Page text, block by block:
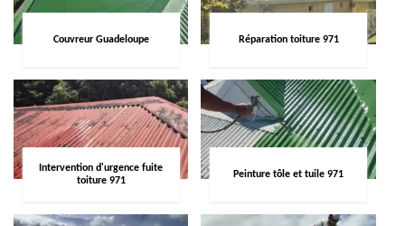
Couvreur Guadeloupe Réparation toiture 971
Intervention d'urgence fuite
toiture 971
Peinture tôle et tuile 971